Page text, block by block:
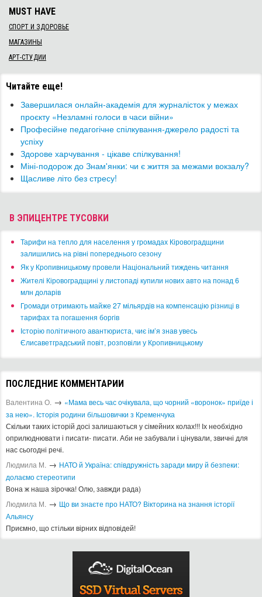
MUST HAVE
СПОРТ И ЗДОРОВЬЕ
МАГАЗИНЫ
АРТ-СТУДИИ
Читайте еще!
Завершилася онлайн-академія для журналісток у межах
проєкту «Незламні голоси в часи війни»
Професійне педагогічне спілкування-джерело радості та
успіху
Здорове харчування - цікаве спілкування!
​Міні-подорож до Знам'янки: чи є життя за межами вокзалу?
Щасливе літо без стресу!
В ЭПИЦЕНТРЕ ТУСОВКИ
​Тарифи на тепло для населення у громадах Кіровоградщини
залишились на рівні попереднього сезону
​Як у Кропивницькому провели Національний тиждень читання
​Жителі Кіровоградщині у листопаді купили нових авто на понад 6
млн доларів
​Громади отримають майже 27 мільярдів на компенсацію різниці в
тарифах та погашення боргів
Історію політичного авантюриста, чиє ім’я знав увесь
Єлисаветградський повіт, розповіли у Кропивницькому
ПОСЛЕДНИЕ КОММЕНТАРИИ
Валентина О. → «Мама весь час очікувала, що чорний «воронок» приїде і
за нею». Історія родини більшовички з Кременчука
Скільки таких історій досі залишаються у сімейних колах!!! Іх необхідно
оприлюднювати і писати- писати. Аби не забували і цінували, звичні для
нас сьогодні речі.
Людмила М. → ​НАТО й Україна: співдружність заради миру й безпеки:
долаємо стереотипи
Вона ж наша зірочка! Олю, завжди рада)
Людмила М. → Що ви знаєте про НАТО? Вікторина на знання історії
Альянсу ​
Приємно, що стільки вірних відповідей!